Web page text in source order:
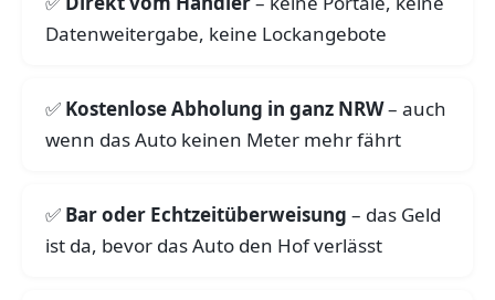
Datenweitergabe, keine Lockangebote
Kostenlose Abholung in ganz NRW– auch
wenn das Auto keinen Meter mehr fährt
Bar oder Echtzeitüberweisung – das Geld
ist da, bevor das Auto den Hof verlässt